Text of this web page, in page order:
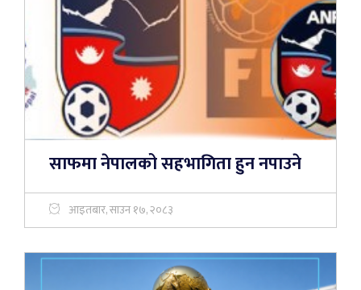
साफमा नेपालको सहभागिता हुन नपाउने
आइतबार, साउन १७, २०८३